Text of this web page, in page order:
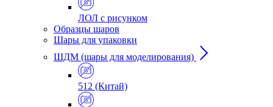
ЛОЛ с рисунком
Образцы шаров
Шары для упаковки
ШДМ (шары для моделирования)
512 (Китай)